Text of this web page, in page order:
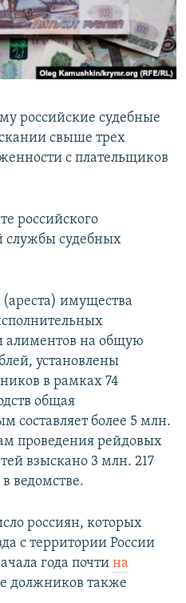
российские судебные
свыше трех
с плательщиков
российского
службы судебных
имущества
алиментов на общую
установлены
в рамках 74
общая
составляет более 5 млн.
проведения рейдовых
взыскано 3 млн. 217
ведомстве.
россиян, которых
с территории России
года почти на
должников также